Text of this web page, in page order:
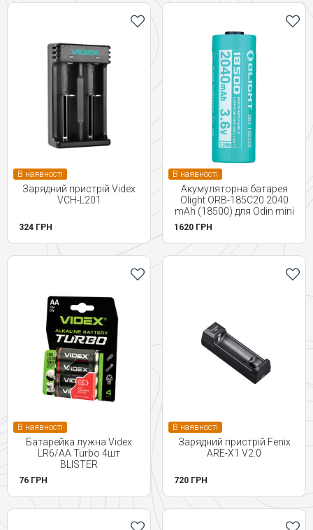
В наявності
Зарядний пристрій Videx
VCH-L201
324 ГРН
В наявності
Акумуляторна батарея
Olight ORB-185C20 2040
mAh (18500) для Odin mini
1620 ГРН
В наявності
Батарейка лужна Videx
LR6/AA Turbo 4шт
BLISTER
76 ГРН
В наявності
Зарядний пристрій Fenix
ARE-X1 V2.0
720 ГРН